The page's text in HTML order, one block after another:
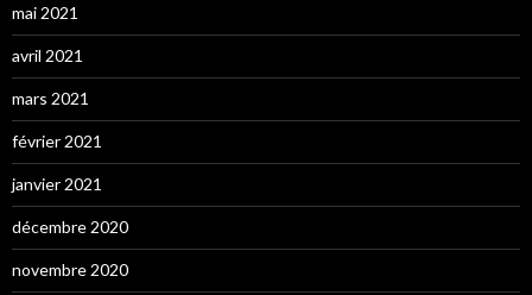
mai 2021
avril 2021
mars 2021
février 2021
janvier 2021
décembre 2020
novembre 2020